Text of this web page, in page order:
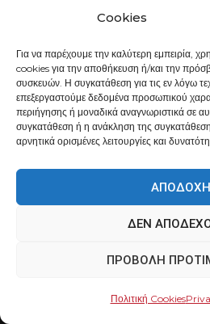
Cookies
Για να παρέχουμε την καλύτερη εμπειρία,
cookies για την αποθήκευση ή/και την
συσκευών. Η συγκατάθεση για τις εν λόγω
επεξεργαστούμε δεδομένα προσωπικού
περιήγησης ή μοναδικά αναγνωριστικά σε
συγκατάθεση ή η ανάκληση της
αρνητικά ορισμένες λειτουργίες και
ΑΠΟΔΟΧΉ
ΔΕΝ
ΠΡΟΒΟΛΉ
Πολιτική Cookies
ΣΤΟΙΧΕΊΑ ΕΠΙΚΟΙΝΩΝΊΑΣ
info@gowithraw.gr
24310 35062
Δευ. - Παρ. 08:00 - 20:00
gowithraw.gr © 2020 |